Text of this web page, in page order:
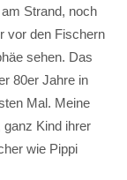
Strand, noch
vor den Fischern
sehen. Das
80er Jahre in
Mal. Meine
ganz Kind ihrer
wie Pippi